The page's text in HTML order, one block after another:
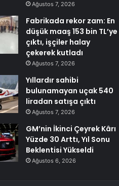
Ağustos 7, 2026
Fabrikada rekor zam: En
düşük maaş 153 bin TL’ye
çıktı, işçiler halay
çekerek kutladı
Ağustos 7, 2026
Yıllardır sahibi
bulunamayan uçak 540
liradan satışa çıktı
Ağustos 7, 2026
GM’nin İkinci Çeyrek Kârı
Yüzde 30 Arttı, Yıl Sonu
Beklentisi Yükseldi
Ağustos 6, 2026